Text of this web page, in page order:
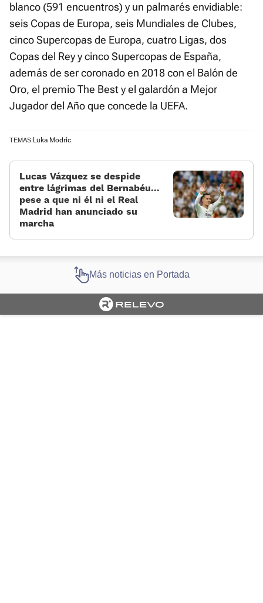
blanco (591 encuentros) y un palmarés envidiable:
seis Copas de Europa, seis Mundiales de Clubes,
cinco Supercopas de Europa, cuatro Ligas, dos
Copas del Rey y cinco Supercopas de España,
además de ser coronado en 2018 con el Balón de
Oro, el premio The Best y el galardón a Mejor
Jugador del Año que concede la UEFA.
TEMAS: Luka Modric
Lucas Vázquez se despide
entre lágrimas del Bernabéu...
pese a que ni él ni el Real
Madrid han anunciado su
marcha
Más noticias en Portada